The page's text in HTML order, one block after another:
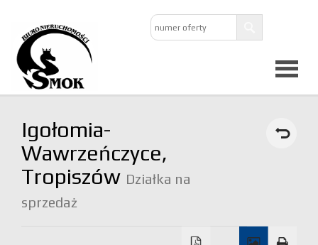
Igołomia-
Wawrzeńczyce,
Tropiszów Działka na
sprzedaż